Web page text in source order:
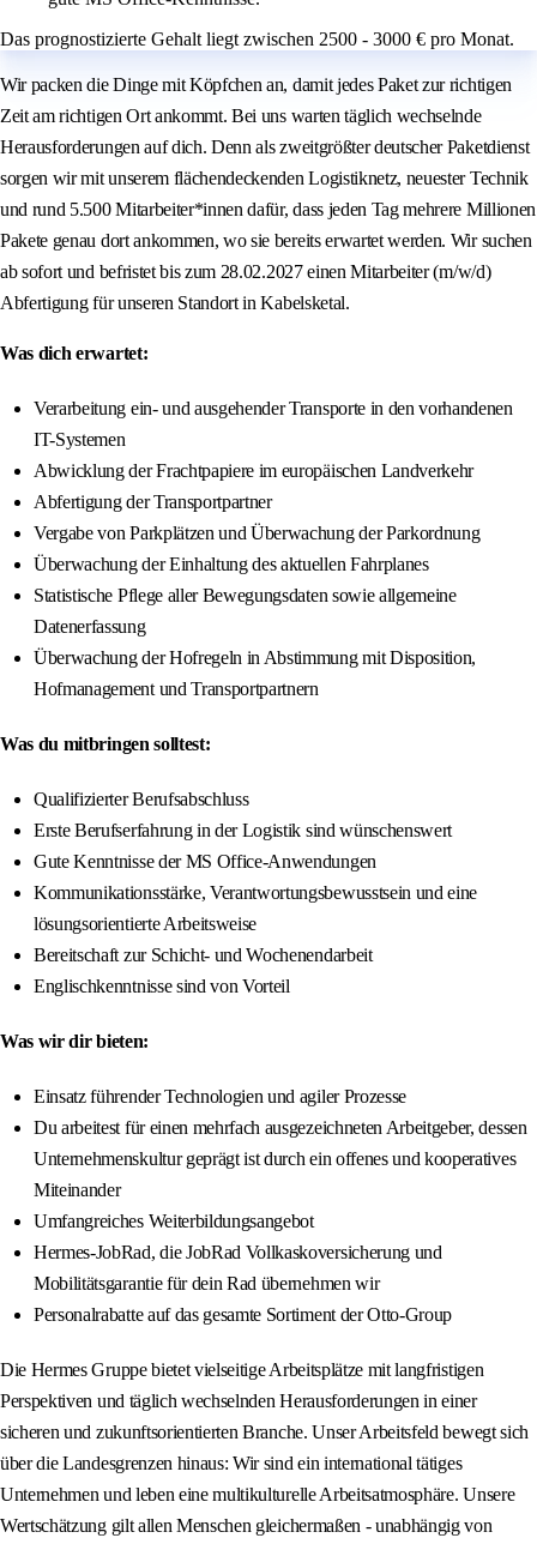
Das prognostizierte Gehalt liegt zwischen 2500 - 3000 € pro Monat.
Wir packen die Dinge mit Köpfchen an, damit jedes Paket zur richtigen
Zeit am richtigen Ort ankommt. Bei uns warten täglich wechselnde
Herausforderungen auf dich. Denn als zweitgrößter deutscher Paketdienst
sorgen wir mit unserem flächendeckenden Logistiknetz, neuester Technik
und rund 5.500 Mitarbeiter*innen dafür, dass jeden Tag mehrere Millionen
Pakete genau dort ankommen, wo sie bereits erwartet werden. Wir suchen
ab sofort und befristet bis zum 28.02.2027 einen Mitarbeiter (m/w/d)
Abfertigung für unseren Standort in Kabelsketal.
Was dich erwartet:
Verarbeitung ein- und ausgehender Transporte in den vorhandenen
IT-Systemen
Abwicklung der Frachtpapiere im europäischen Landverkehr
Abfertigung der Transportpartner
Vergabe von Parkplätzen und Überwachung der Parkordnung
Überwachung der Einhaltung des aktuellen Fahrplanes
Statistische Pflege aller Bewegungsdaten sowie allgemeine
Datenerfassung
Überwachung der Hofregeln in Abstimmung mit Disposition,
Hofmanagement und Transportpartnern
Was du mitbringen solltest:
Qualifizierter Berufsabschluss
Erste Berufserfahrung in der Logistik sind wünschenswert
Gute Kenntnisse der MS Office-Anwendungen
Kommunikationsstärke, Verantwortungsbewusstsein und eine
lösungsorientierte Arbeitsweise
Bereitschaft zur Schicht- und Wochenendarbeit
Englischkenntnisse sind von Vorteil
Was wir dir bieten:
Einsatz führender Technologien und agiler Prozesse
Du arbeitest für einen mehrfach ausgezeichneten Arbeitgeber, dessen
Unternehmenskultur geprägt ist durch ein offenes und kooperatives
Miteinander
Umfangreiches Weiterbildungsangebot
Hermes-JobRad, die JobRad Vollkaskoversicherung und
Mobilitätsgarantie für dein Rad übernehmen wir
Personalrabatte auf das gesamte Sortiment der Otto-Group
Die Hermes Gruppe bietet vielseitige Arbeitsplätze mit langfristigen
Perspektiven und täglich wechselnden Herausforderungen in einer
sicheren und zukunftsorientierten Branche. Unser Arbeitsfeld bewegt sich
über die Landesgrenzen hinaus: Wir sind ein international tätiges
Unternehmen und leben eine multikulturelle Arbeitsatmosphäre. Unsere
Wertschätzung gilt allen Menschen gleichermaßen - unabhängig von